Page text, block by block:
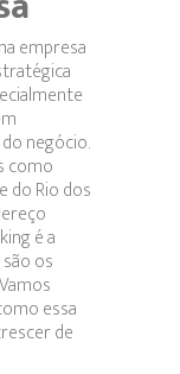
empresa
negócio.
como
do Rio dos
é a
os
essa
de